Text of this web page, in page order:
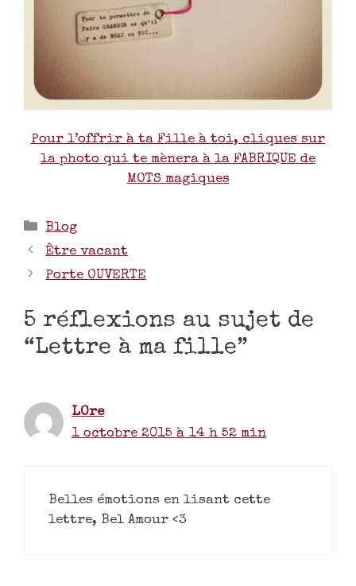
Pour l’offrir à ta Fille à toi, cliques sur
la photo qui te mènera à la FABRIQUE de
MOTS magiques
Blog
Être vacant
Porte OUVERTE
5 réflexions au sujet de
“Lettre à ma fille”
LOre
1 octobre 2015 à 14 h 52 min
Belles émotions en lisant cette
lettre, Bel Amour <3